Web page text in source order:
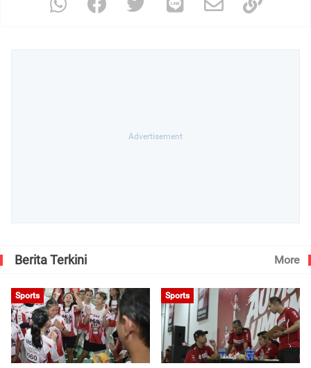
Berita Terkini More
Sports Sports